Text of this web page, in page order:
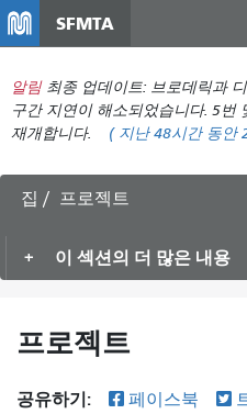
SFMTA
알림 최종 업데이트: 브로데릭과
구간 지연이 해소되었습니다. 5번
재개합니다.
( 지난 48시간 동안
집 프로젝트
이 섹션의 더 많은 내용
프로젝트
공유하기: 페이스북